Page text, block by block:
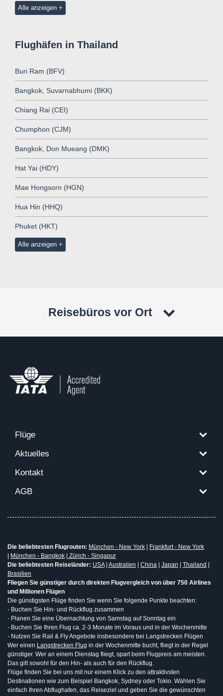
Alle anzeigen
Flughäfen in Thailand
Buri Ram (BFV)
Bangkok, Suvarnabhumi (BKK)
Chiang Rai (CEI)
Chumphon (CJM)
Bangkok, Don Mueang (DMK)
Hat Yai (HDY)
Mae Hongsorn (HGN)
Hua Hin (HHQ)
Phuket (HKT)
Alle anzeigen
Reisebüros vor Ort
Flüge
Aktuelles
Kontakt
AGB
Die beliebtesten Flugrouten: München - New York
Frankfurt - New York
München - Bangkok
Zürich - Singapur
Die beliebtesten Reiseländer: USA| Australien China Japan Thailand
Brasilien
Fliegen Sie günstiger durch direkten Flugvergleich von über 750 Airlines
und Millionen Flügen
Die günstigsten Flüge finden Sie wenn Sie folgende Punkte beachten:
- Buchen Sie Hin- und Rückflug zusammen
- Planen Sie eine Übernachtung von Samstag auf Sonntag ein
- Buchen Sie Ihren Flug ca. 2-3 Monate im Voraus und in der Wochenmitte
- Nutzen Sie Rail & Fly Angebote insbesondere bei Langstrecken Flügen
Wer einen Langstrecken Flug in der Wochenmitte bucht, fliegt in der Regel
günstiger. Wer an einem Dienstag fliegt, spart beim Flugpreis am meisten.
Das gilt sowohl für den Hin- als auch für den Rückflug.
Flüge finden Sie bei uns mit nur einem Klick zu den attraktivsten
Destinationen wie zum Beispiel Bangkok, Sydney oder Tokio. Wählen Sie
einfach Ihren Abflughafen, das Reiseziel und geben Sie die gewünschten